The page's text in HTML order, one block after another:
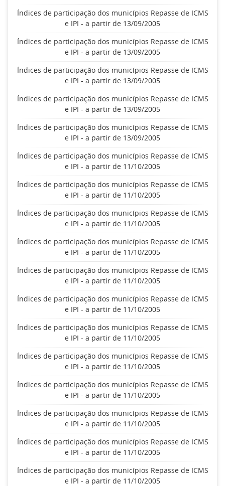
Índices de participação dos municípios Repasse de ICMS
e IPI - a partir de 13/09/2005
Índices de participação dos municípios Repasse de ICMS
e IPI - a partir de 13/09/2005
Índices de participação dos municípios Repasse de ICMS
e IPI - a partir de 13/09/2005
Índices de participação dos municípios Repasse de ICMS
e IPI - a partir de 13/09/2005
Índices de participação dos municípios Repasse de ICMS
e IPI - a partir de 13/09/2005
Índices de participação dos municípios Repasse de ICMS
e IPI - a partir de 11/10/2005
Índices de participação dos municípios Repasse de ICMS
e IPI - a partir de 11/10/2005
Índices de participação dos municípios Repasse de ICMS
e IPI - a partir de 11/10/2005
Índices de participação dos municípios Repasse de ICMS
e IPI - a partir de 11/10/2005
Índices de participação dos municípios Repasse de ICMS
e IPI - a partir de 11/10/2005
Índices de participação dos municípios Repasse de ICMS
e IPI - a partir de 11/10/2005
Índices de participação dos municípios Repasse de ICMS
e IPI - a partir de 11/10/2005
Índices de participação dos municípios Repasse de ICMS
e IPI - a partir de 11/10/2005
Índices de participação dos municípios Repasse de ICMS
e IPI - a partir de 11/10/2005
Índices de participação dos municípios Repasse de ICMS
e IPI - a partir de 11/10/2005
Índices de participação dos municípios Repasse de ICMS
e IPI - a partir de 11/10/2005
Índices de participação dos municípios Repasse de ICMS
e IPI - a partir de 11/10/2005